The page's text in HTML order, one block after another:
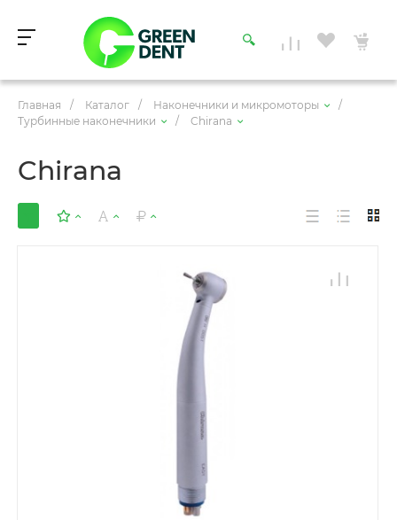
Главная / Каталог / Наконечники и микромоторы
/
Турбинные наконечники
/ Chirana
Chirana